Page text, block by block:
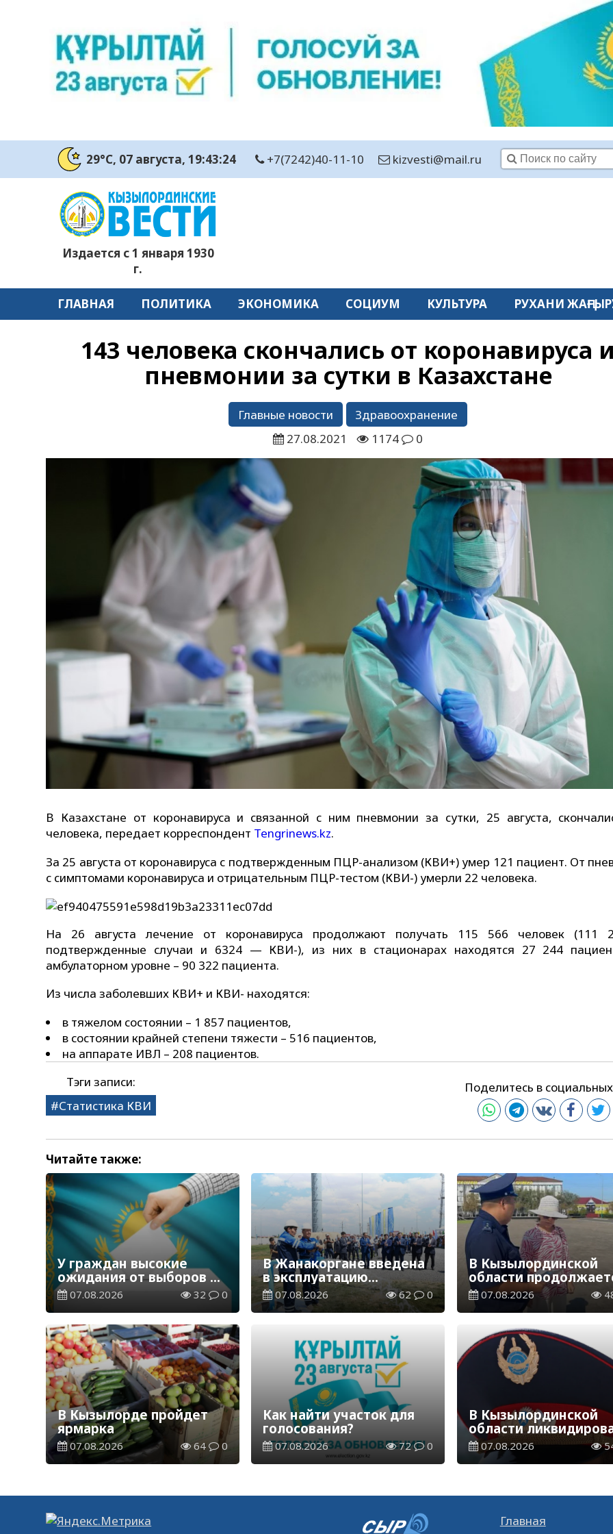
29°C, 07 августа, 19:43:25 +7(7242)40-11-10 kizvesti@mail.ru
Издается с 1 января 1930
г.
ГЛАВНАЯ ПОЛИТИКА ЭКОНОМИКА СОЦИУМ КУЛЬТУРА РУХАНИ
143 человека скончались от коронавируса и
пневмонии за сутки в Казахстане
Главные новости
Здравоохранение
27.08.2021
1174 0
В Казахстане от коронавируса и связанной с ним пневмонии за сутки, 25 августа,
человека, передает корреспондент Tengrinews.kz.
За 25 августа от коронавируса с подтвержденным ПЦР-анализом (КВИ+) умер 121 пациент. От
с симптомами коронавируса и отрицательным ПЦР-тестом (КВИ-) умерли 22 человека.
На 26 августа лечение от коронавируса продолжают получать 115 566 человек
подтвержденные случаи и 6324 — КВИ-), из них в стационарах находятся 27 244
амбулаторном уровне – 90 322 пациента.
Из числа заболевших КВИ+ и КВИ- находятся:
в тяжелом состоянии – 1 857 пациентов,
в состоянии крайней степени тяжести – 516 пациентов,
на аппарате ИВЛ – 208 пациентов.
Тэги записи:
Статистика КВИ
Поделитесь в
Читайте также:
У граждан высокие
ожидания от выборов в
Курултай – опрос
общественного мнения
07.08.2026 32 0
В Жанакоргане введена
в эксплуатацию
водораспределительная
станция
07.08.2026 62 0
В Кызылординской
области
экологическая акция
«Таза Қазақстан»
07.08.2026
В Кызылорде пройдет
ярмарка
07.08.2026 64 0
Как найти участок для
голосования?
07.08.2026 72 0
В Кызылординской
области
группа нелегальных
добытчиков золота
07.08.2026
Главная